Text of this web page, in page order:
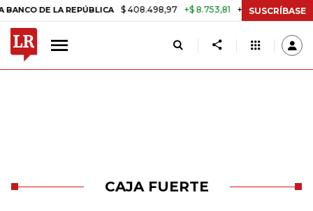
DE LA REPÚBLICA $ 408.498,97 +$ 8.753,81 +2,19% TASA DE
SUSCRÍBASE
CAJA FUERTE